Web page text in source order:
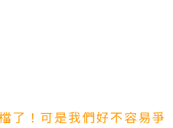
了！可是我們好不容易爭